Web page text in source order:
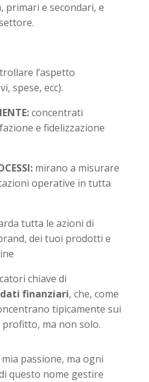
primari e secondari, e
l’aspetto
spese, ecc).
concentrati
e fidelizzazione
mirano a misurare
operative in tutta
tutta le azioni di
dei tuoi prodotti e
chiave di
dati finanziari, che, come
tipicamente sui
ma non solo.
passione, ma ogni
questo nome gestire